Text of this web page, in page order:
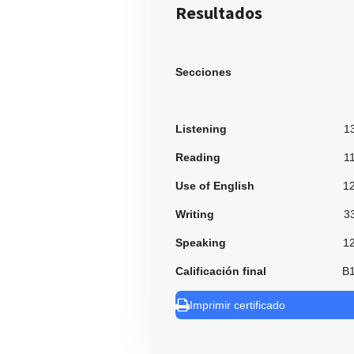
Resultados
Secciones
Listening
Reading 11
Use of English 12
Writing
Speaking 12
Calificación final
Imprimir certificado